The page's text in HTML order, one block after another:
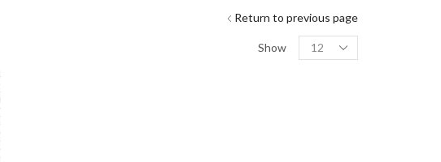
Return to previous page
Show